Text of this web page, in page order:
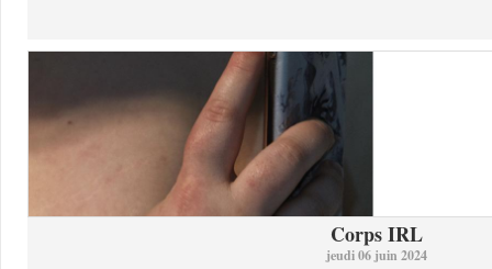
Corps IRL
jeudi 06 juin 2024